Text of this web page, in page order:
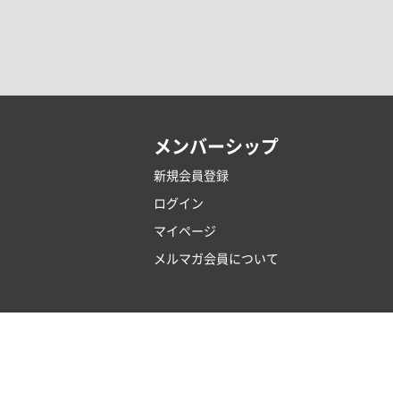
メンバーシップ
新規会員登録
ログイン
マイページ
メルマガ会員について